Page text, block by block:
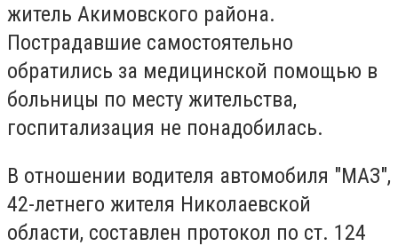
житель Акимовского района.
Пострадавшие самостоятельно
обратились за медицинской помощью в
больницы по месту жительства,
госпитализация не понадобилась.
В отношении водителя автомобиля "МАЗ",
42-летнего жителя Николаевской
области, составлен протокол по ст. 124